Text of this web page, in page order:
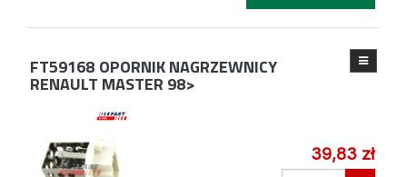
FT59168 OPORNIK NAGRZEWNICY
RENAULT MASTER 98>
39,83 zł